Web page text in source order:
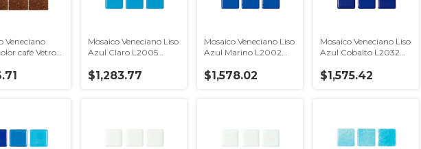
Veneciano
café Vetro
Mosaico Veneciano Liso
Azul Claro L2005
$1,283.77
Mosaico Veneciano Liso
Azul Marino L2002
$1,578.02
Mosaico Veneciano Liso
Azul Cobalto L2032
$1,575.42